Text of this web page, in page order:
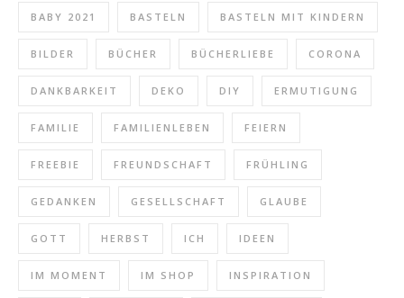
BABY 2021 BASTELN BASTELN MIT KINDERN
BILDER BÜCHER BÜCHERLIEBE CORONA
DANKBARKEIT DEKO DIY ERMUTIGUNG
FAMILIE FAMILIENLEBEN FEIERN
FREEBIE FREUNDSCHAFT FRÜHLING
GEDANKEN GESELLSCHAFT GLAUBE
GOTT HERBST ICH IDEEN
IM MOMENT IM SHOP INSPIRATION